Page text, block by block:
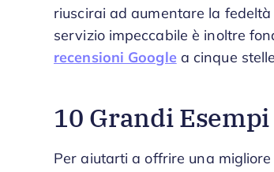
riuscirai ad aumentare la
servizio impeccabile è inoltre
recensioni Google a cinque
10 Grandi
Per aiutarti a offrire una